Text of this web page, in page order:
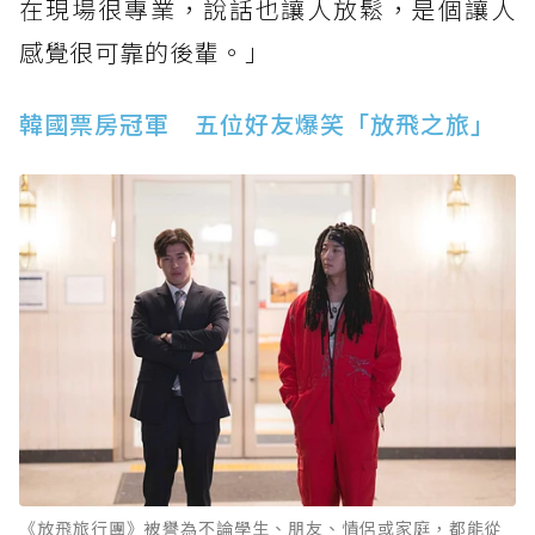
在現場很專業，說話也讓人放鬆，是個讓人
感覺很可靠的後輩。」
韓國票房冠軍 五位好友爆笑「放飛之旅」
《放飛旅行團》被譽為不論學生、朋友、情侶或家庭，都能從